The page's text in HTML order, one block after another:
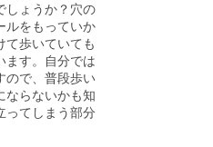
しょうか？穴の
ルをもっていか
て歩いていても
ます。自分では
ので、普段歩い
ならないかも知
ってしまう部分